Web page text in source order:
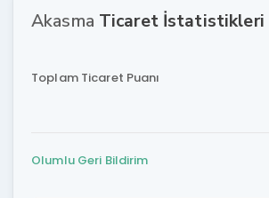
Akasma Ticaret İstatistikleri
Toplam Ticaret Puanı
Olumlu Geri Bildirim